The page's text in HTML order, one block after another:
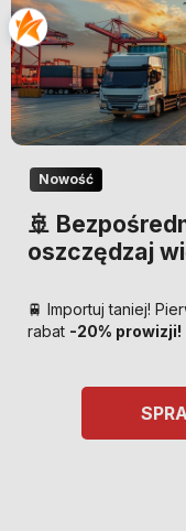
Nowość
🚢
oszczędzaj
🚆 Importuj taniej!
rabat -20% prowizji!